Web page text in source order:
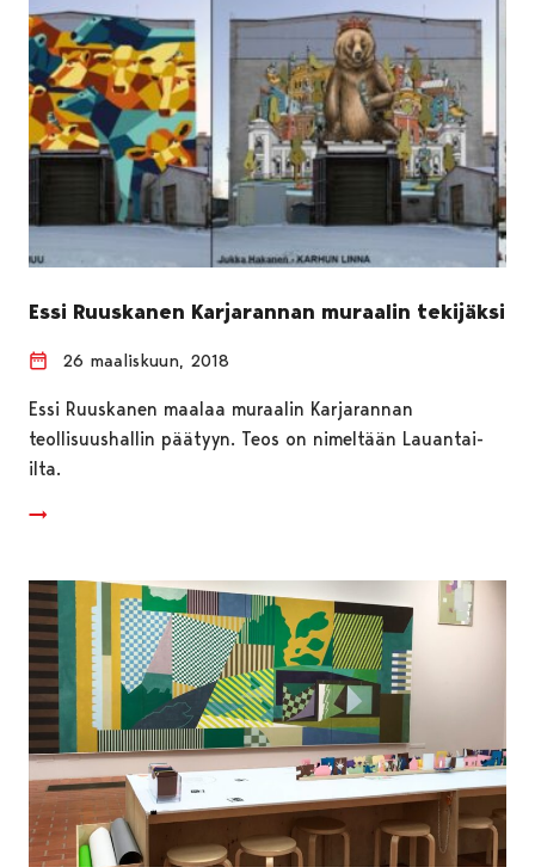
Essi Ruuskanen Karjarannan muraalin tekijäksi
26 maaliskuun, 2018
Essi Ruuskanen maalaa muraalin Karjarannan
teollisuushallin päätyyn. Teos on nimeltään Lauantai-
ilta.